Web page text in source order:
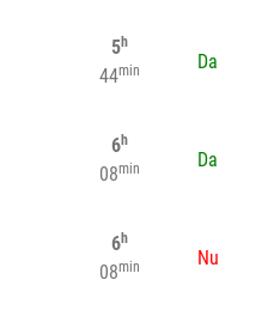
5h
44min Da
6h
08min Da
6h
08min Nu